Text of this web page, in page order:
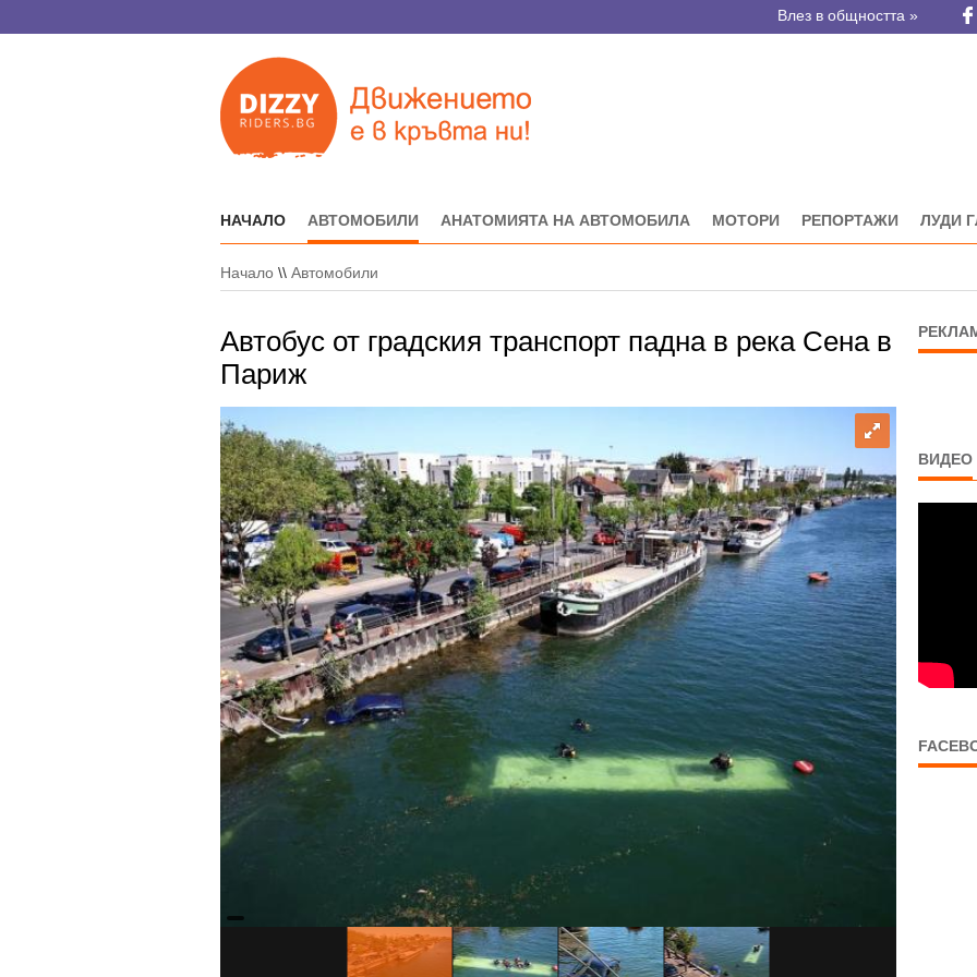
Влез в общността »
НАЧАЛО АВТОМОБИЛИ АНАТОМИЯТА НА АВТОМОБИЛА МОТОРИ РЕПОРТАЖИ ЛУДИ
Начало \\ Автомобили
Автобус от градския транспорт падна в река Сена в
Париж
ВИДЕО